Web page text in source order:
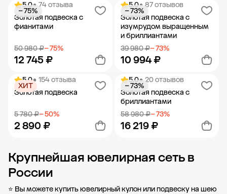
Добавить в корзину Добавить в корзину
5.0• 74 отзыва
Золотая подвеска с
фианитами
50 980 ₽− 75%
12 745 ₽
− 75%
Добавить в корзину
5.0• 87 отзывов
Золотая подвеска с
изумрудом выращенным
и бриллиантами
39 980 ₽− 73%
10 994 ₽
− 73%
Добавить в корзину
5.0• 154 отзыва
Золотая подвеска
5 780 ₽− 50%
2 890 ₽
ХИТ
Добавить в корзину
5.0• 20 отзывов
Золотая подвеска с
бриллиантами
58 980 ₽− 73%
16 219 ₽
− 73%
Добавить в корзину
Крупнейшая ювелирная сеть в
России
⭐ Вы можете купить ювелирный кулон или подвеску на шею